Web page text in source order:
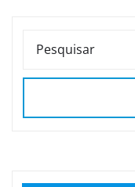
PESQUISAR